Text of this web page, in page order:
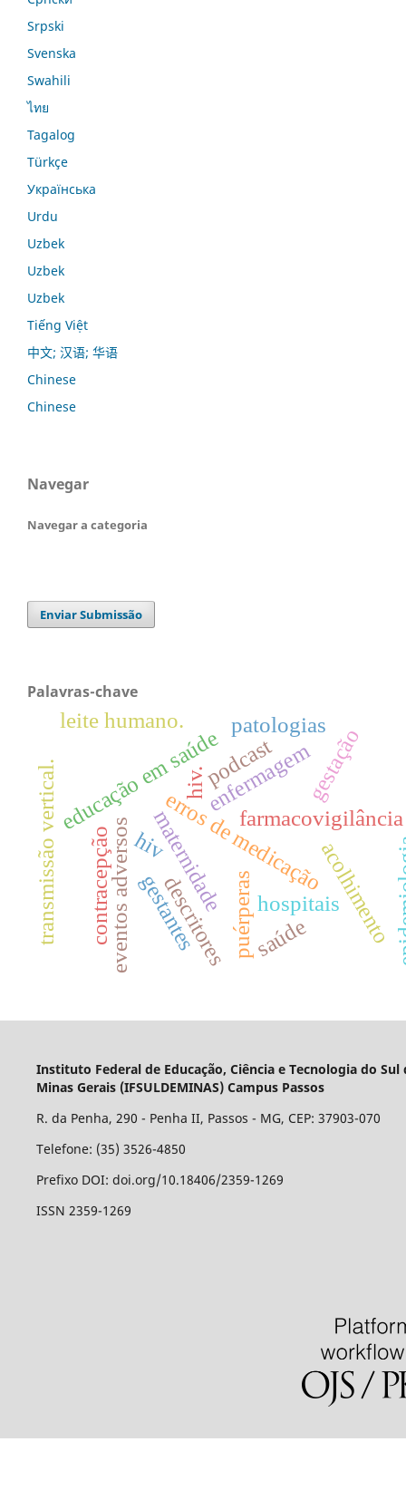
Srpski
Svenska
Swahili
ไทย
Tagalog
Türkçe
Українська
Urdu
Uzbek
Uzbek
Uzbek
Tiếng Việt
中文; 汉语; 华语
Chinese
Chinese
Navegar
Navegar a categoria
Enviar Submissão
Palavras-chave
gestantes puérperas
maternidade
erros de medicação
hospitais
farmacovigilância
eventos adversos
educação em saúdeenfermagem
hiv
gestação
transmissão vertical. acolhimento
hiv.
contracepção saúde
podcast
leite humano.
descritores
patologias
Instituto Federal de Educação, Ciência e Tecnologia do Sul
Minas Gerais (IFSULDEMINAS) Campus Passos
R. da Penha, 290 - Penha II, Passos - MG, CEP: 37903-070
Telefone: (35) 3526-4850
Prefixo DOI: doi.org/10.18406/2359-1269
ISSN 2359-1269